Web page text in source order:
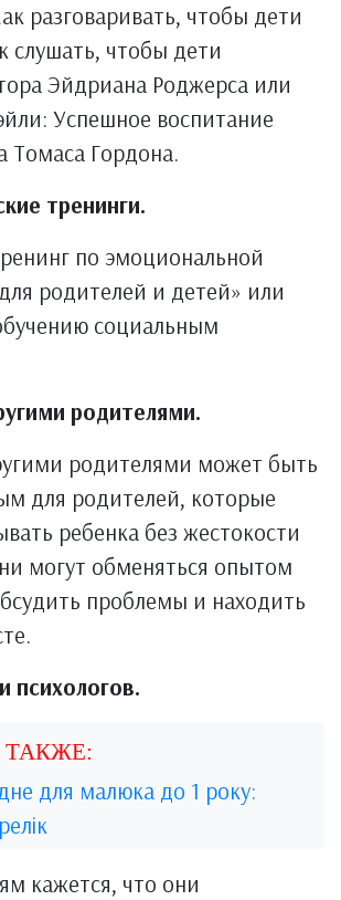
разговаривать, чтобы дети
слушать, чтобы дети
Эйдриана Роджерса или
Успешное воспитание
Томаса Гордона.
тренинги.
по эмоциональной
родителей и детей» или
социальным
родителями.
родителями может быть
для родителей, которые
ребенка без жестокости
могут обменяться опытом
проблемы и находить
психологов.
для малюка до 1 року:
кажется, что они